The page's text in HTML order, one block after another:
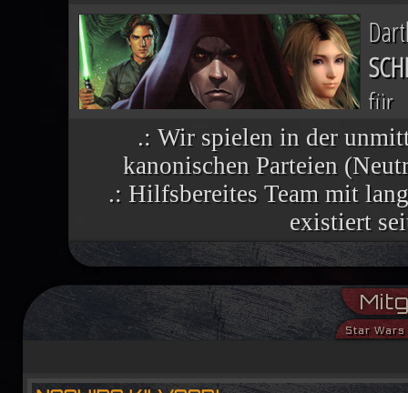
für
finsteren Helfers verbreiten sich
vielen Welten, die einst dem
Im Lichte ihres Sieges ruft die
aufständische Welten nutzen die
Demokratiebewegung an. Während
.: Wir spielen in der
kanonischen Parteien
.: Hilfsbereites Team mit
existiert
Star